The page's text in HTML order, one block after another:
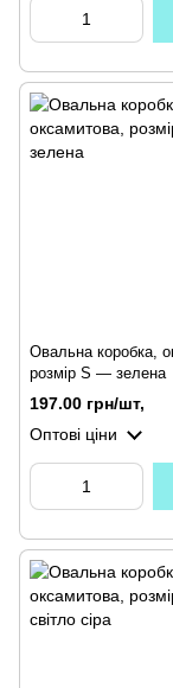
Овальна коробка,
розмір S — зелена
197.00 грн/шт,
Оптові ціни